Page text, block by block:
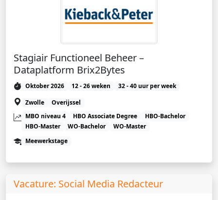
Stagiair Functioneel Beheer –
Dataplatform Brix2Bytes
Oktober 2026 12 - 26 weken
32 - 40 uur per week
Zwolle
Overijssel
MBO niveau 4
HBO Associate Degree
HBO-Bachelor
HBO-Master
WO-Bachelor
WO-Master
Meewerkstage
Vacature: Social Media Redacteur